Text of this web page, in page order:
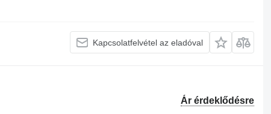
Kapcsolatfelvétel az eladóval
Ár érdeklődésre